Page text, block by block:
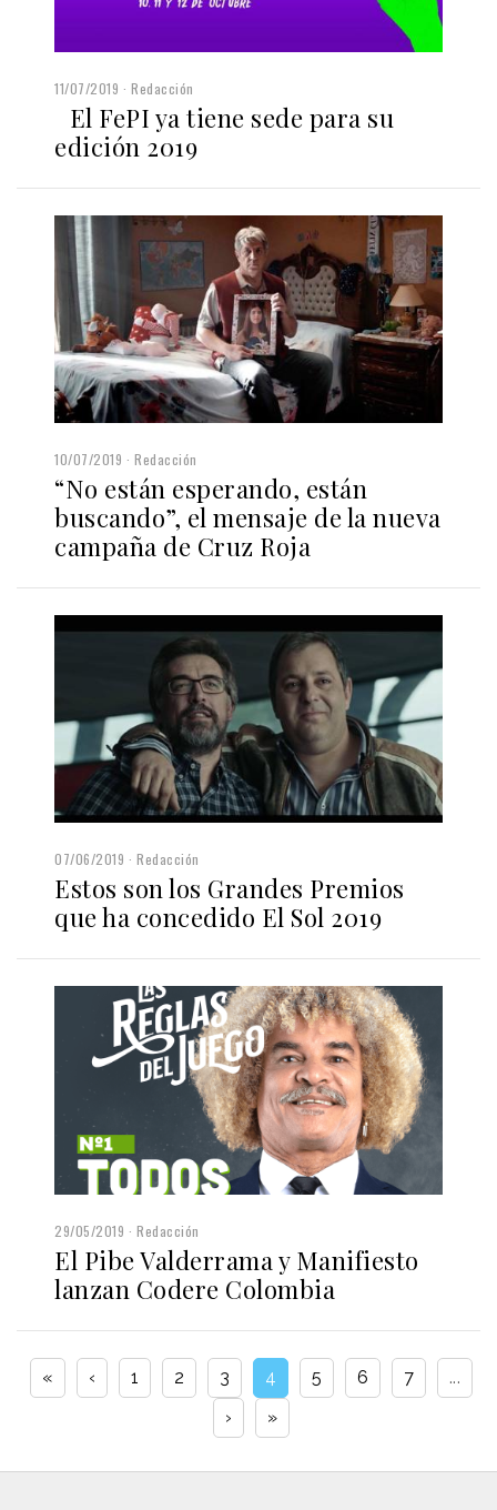
11/07/2019 Redacción
El FePI ya tiene sede para su
edición 2019
10/07/2019 Redacción
“No están esperando, están
buscando”, el mensaje de la nueva
campaña de Cruz Roja
07/06/2019 Redacción
Estos son los Grandes Premios
que ha concedido El Sol 2019
29/05/2019 Redacción
El Pibe Valderrama y Manifiesto
lanzan Codere Colombia
« ‹ 1 2 3 4 5 6 7
...
›
»